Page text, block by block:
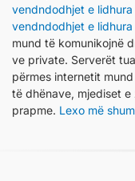
vendndodhjet e
vendndodhjet e
mund të komunikojnë
ve private. Serverët
përmes internetit
të dhënave, mjediset
prapme. Lexo më